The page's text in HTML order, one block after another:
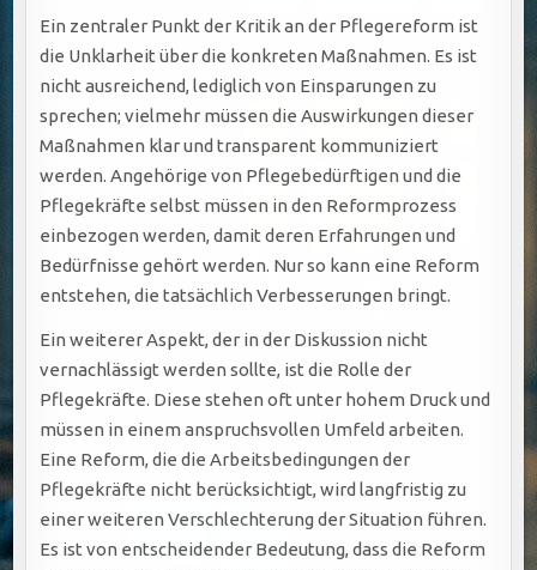
Ein zentraler Punkt der Kritik an der Pflegereform ist
die Unklarheit über die konkreten Maßnahmen. Es ist
nicht ausreichend, lediglich von Einsparungen zu
sprechen; vielmehr müssen die Auswirkungen dieser
Maßnahmen klar und transparent kommuniziert
werden. Angehörige von Pflegebedürftigen und die
Pflegekräfte selbst müssen in den Reformprozess
einbezogen werden, damit deren Erfahrungen und
Bedürfnisse gehört werden. Nur so kann eine Reform
entstehen, die tatsächlich Verbesserungen bringt.
Ein weiterer Aspekt, der in der Diskussion nicht
vernachlässigt werden sollte, ist die Rolle der
Pflegekräfte. Diese stehen oft unter hohem Druck und
müssen in einem anspruchsvollen Umfeld arbeiten.
Eine Reform, die die Arbeitsbedingungen der
Pflegekräfte nicht berücksichtigt, wird langfristig zu
einer weiteren Verschlechterung der Situation führen.
Es ist von entscheidender Bedeutung, dass die Reform